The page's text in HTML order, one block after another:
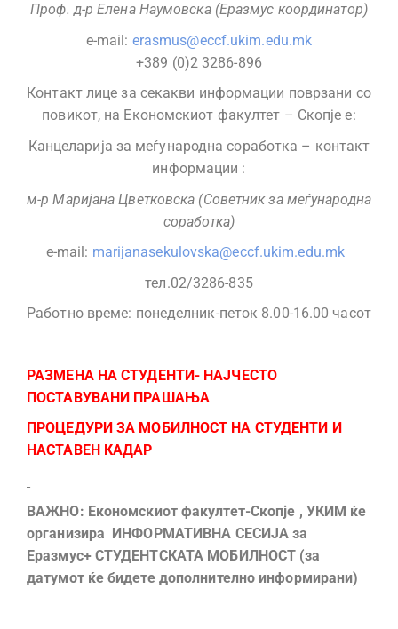
Проф. д-р Елена Наумовска (Еразмус координатор)
e-mail: erasmus@eccf.ukim.edu.mk
+389 (0)2 3286-896
Контакт лице за секакви информации поврзани со
повикот, на Економскиот факултет – Скопје е:
Канцеларија за меѓународна соработка – контакт
информации :
м-р Маријана Цветковска (Советник за меѓународна
соработка)
е-mail: marijanasekulovska@eccf.ukim.edu.mk
тел.02/3286-835
Работно време: понеделник-петок 8.00-16.00 часот
РАЗМЕНА НА СТУДЕНТИ- НАЈЧЕСТО
ПОСТАВУВАНИ ПРАШАЊА
ПРОЦЕДУРИ ЗА МОБИЛНОСТ НА СТУДЕНТИ И
НАСТАВЕН КАДАР
ВАЖНО: Економскиот факултет-Скопје , УКИМ ќе
организира ИНФОРМАТИВНА СЕСИЈА за
Еразмус+ СТУДЕНТСКАТА МОБИЛНОСТ (за
датумот ќе бидете дополнително информирани)